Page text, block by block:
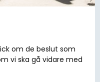
om de beslut som
vi ska gå vidare med